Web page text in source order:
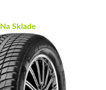
Na Sklade